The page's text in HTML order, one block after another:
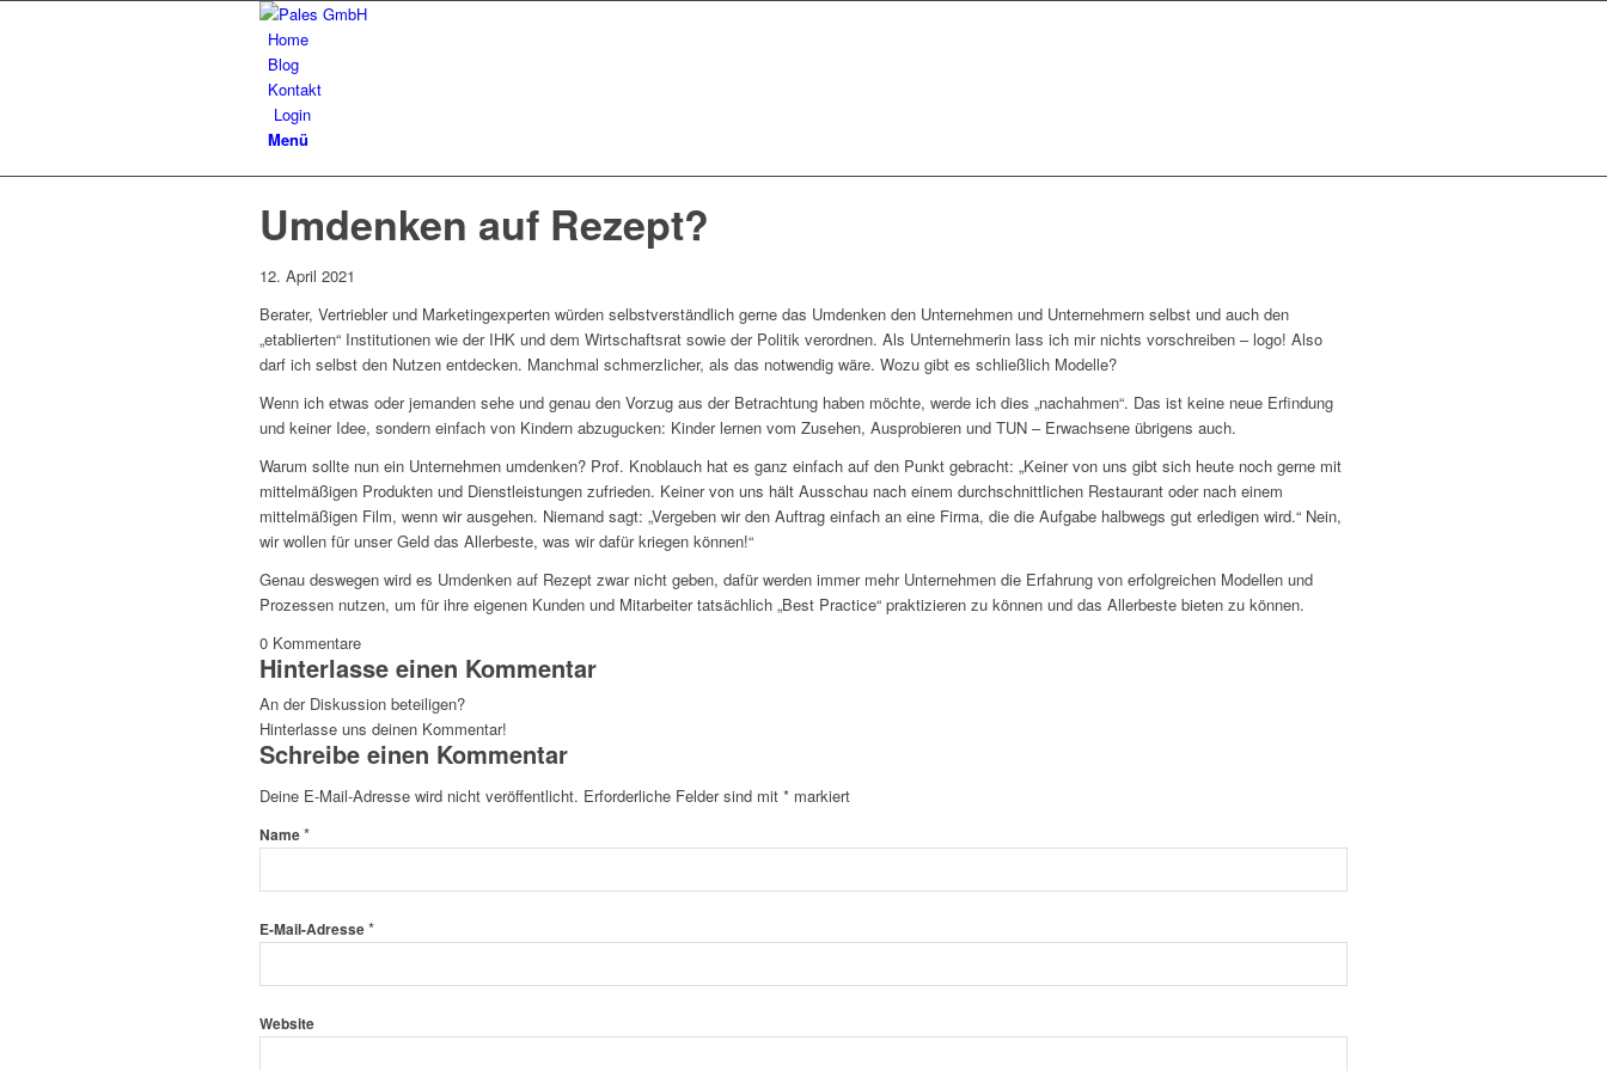
Home
Blog
Kontakt
Login
Menü
Umdenken auf Rezept?
12. April 2021
Berater, Vertriebler und Marketingexperten würden selbstverständlich gerne das Umdenken den Unternehmen und Unternehmern selbst und auch den
„etablierten“ Institutionen wie der IHK und dem Wirtschaftsrat sowie der Politik verordnen. Als Unternehmerin lass ich mir nichts vorschreiben – logo! Also
darf ich selbst den Nutzen entdecken. Manchmal schmerzlicher, als das notwendig wäre. Wozu gibt es schließlich Modelle?
Wenn ich etwas oder jemanden sehe und genau den Vorzug aus der Betrachtung haben möchte, werde ich dies „nachahmen“. Das ist keine neue Erfindung
und keiner Idee, sondern einfach von Kindern abzugucken: Kinder lernen vom Zusehen, Ausprobieren und TUN – Erwachsene übrigens auch.
Warum sollte nun ein Unternehmen umdenken? Prof. Knoblauch hat es ganz einfach auf den Punkt gebracht: „Keiner von uns gibt sich heute noch gerne mit
mittelmäßigen Produkten und Dienstleistungen zufrieden. Keiner von uns hält Ausschau nach einem durchschnittlichen Restaurant oder nach einem
mittelmäßigen Film, wenn wir ausgehen. Niemand sagt: „Vergeben wir den Auftrag einfach an eine Firma, die die Aufgabe halbwegs gut erledigen wird.“ Nein,
wir wollen für unser Geld das Allerbeste, was wir dafür kriegen können!“
Genau deswegen wird es Umdenken auf Rezept zwar nicht geben, dafür werden immer mehr Unternehmen die Erfahrung von erfolgreichen Modellen und
Prozessen nutzen, um für ihre eigenen Kunden und Mitarbeiter tatsächlich „Best Practice“ praktizieren zu können und das Allerbeste bieten zu können.
0 Kommentare
Hinterlasse einen Kommentar
An der Diskussion beteiligen?
Hinterlasse uns deinen Kommentar!
Schreibe einen Kommentar
Deine E-Mail-Adresse wird nicht veröffentlicht. Erforderliche Felder sind mit * markiert
Name*
E-Mail-Adresse*
Website